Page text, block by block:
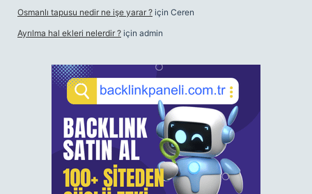
Osmanlı tapusu nedir ne işe yarar ? için Ceren
Ayrılma hal ekleri nelerdir ? için admin